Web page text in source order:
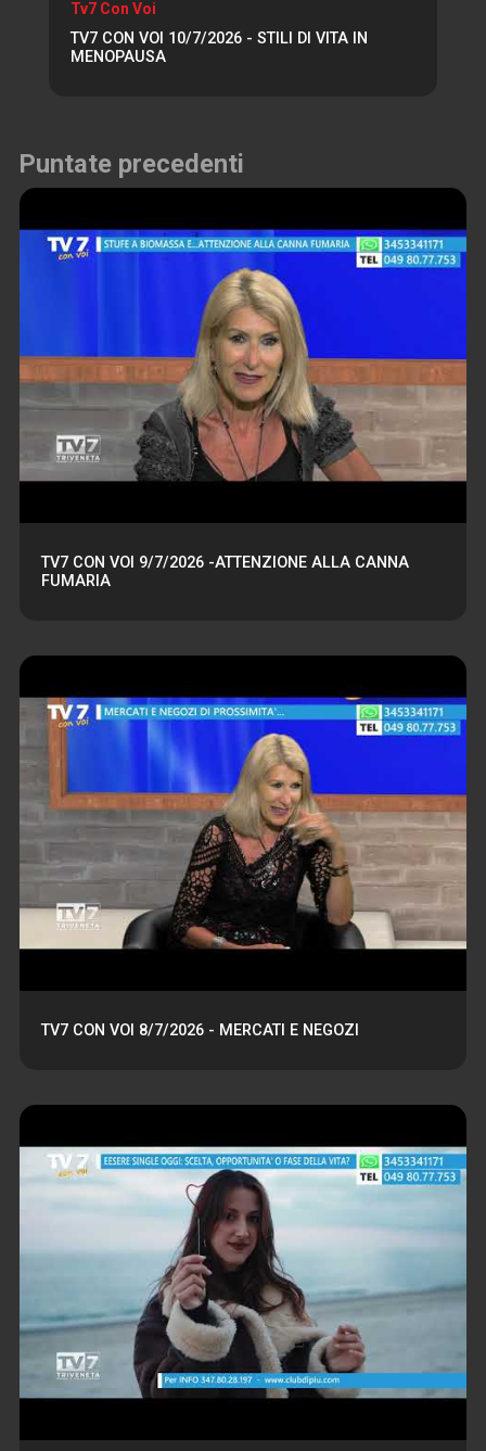
Tv7 Con Voi
TV7 CON VOI 10/7/2026 - STILI DI VITA IN
MENOPAUSA
Puntate precedenti
TV7 CON VOI 9/7/2026 -ATTENZIONE ALLA CANNA
FUMARIA
TV7 CON VOI 8/7/2026 - MERCATI E NEGOZI